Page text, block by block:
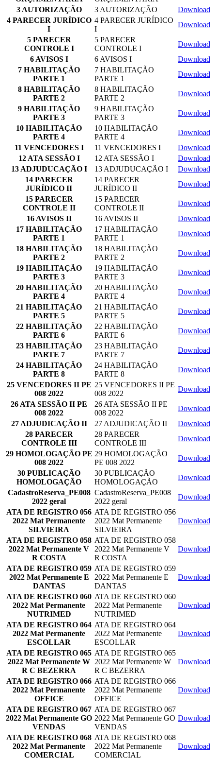
3 AUTORIZAÇÃO
3 AUTORIZAÇÃO
Download
4 PARECER JURÍDICO
I
4 PARECER JURÍDICO
I
Download
5 PARECER
CONTROLE I
5 PARECER
CONTROLE I
Download
6 AVISOS I
6 AVISOS I
Download
7 HABILITAÇÃO
PARTE 1
7 HABILITAÇÃO
PARTE 1
Download
8 HABILITAÇÃO
PARTE 2
8 HABILITAÇÃO
PARTE 2
Download
9 HABILITAÇÃO
PARTE 3
9 HABILITAÇÃO
PARTE 3
Download
10 HABILITAÇÃO
PARTE 4
10 HABILITAÇÃO
PARTE 4
Download
11 VENCEDORES I
11 VENCEDORES I
Download
12 ATA SESSÃO I
12 ATA SESSÃO I
Download
13 ADJUDUCAÇÃO I
13 ADJUDUCAÇÃO I
Download
14 PARECER
JURÍDICO II
14 PARECER
JURÍDICO II
Download
15 PARECER
CONTROLE II
15 PARECER
CONTROLE II
Download
16 AVISOS II
16 AVISOS II
Download
17 HABILITAÇÃO
PARTE 1
17 HABILITAÇÃO
PARTE 1
Download
18 HABILITAÇÃO
PARTE 2
18 HABILITAÇÃO
PARTE 2
Download
19 HABILITAÇÃO
PARTE 3
19 HABILITAÇÃO
PARTE 3
Download
20 HABILITAÇÃO
PARTE 4
20 HABILITAÇÃO
PARTE 4
Download
21 HABILITAÇÃO
PARTE 5
21 HABILITAÇÃO
PARTE 5
Download
22 HABILITAÇÃO
PARTE 6
22 HABILITAÇÃO
PARTE 6
Download
23 HABILITAÇÃO
PARTE 7
23 HABILITAÇÃO
PARTE 7
Download
24 HABILITAÇÃO
PARTE 8
24 HABILITAÇÃO
PARTE 8
Download
25 VENCEDORES II PE
008 2022
25 VENCEDORES II PE
008 2022
Download
26 ATA SESSÃO II PE
008 2022
26 ATA SESSÃO II PE
008 2022
Download
27 ADJUDICAÇÃO II
27 ADJUDICAÇÃO II
Download
28 PARECER
CONTROLE III
28 PARECER
CONTROLE III
Download
29 HOMOLOGAÇÃO PE
008 2022
29 HOMOLOGAÇÃO
PE 008 2022
Download
30 PUBLICAÇÃO
HOMOLOGAÇÃO
30 PUBLICAÇÃO
HOMOLOGAÇÃO
Download
CadastroReserva_PE008
2022 geral
CadastroReserva_PE008
2022 geral
Download
ATA DE REGISTRO 056
2022 Mat Permanente
SILVIEIRA
ATA DE REGISTRO 056
2022 Mat Permanente
SILVIEIRA
Download
ATA DE REGISTRO 058
2022 Mat Permanente V
R COSTA
ATA DE REGISTRO 058
2022 Mat Permanente V
R COSTA
Download
ATA DE REGISTRO 059
2022 Mat Permanente E
DANTAS
ATA DE REGISTRO 059
2022 Mat Permanente E
DANTAS
Download
ATA DE REGISTRO 060
2022 Mat Permanente
NUTRIMED
ATA DE REGISTRO 060
2022 Mat Permanente
NUTRIMED
Download
ATA DE REGISTRO 064
2022 Mat Permanente
ESCOLLAR
ATA DE REGISTRO 064
2022 Mat Permanente
ESCOLLAR
Download
ATA DE REGISTRO 065
2022 Mat Permanente W
R C BEZERRA
ATA DE REGISTRO 065
2022 Mat Permanente W
R C BEZERRA
Download
ATA DE REGISTRO 066
2022 Mat Permanente
OFFICE
ATA DE REGISTRO 066
2022 Mat Permanente
OFFICE
Download
ATA DE REGISTRO 067
2022 Mat Permanente GO
VENDAS
ATA DE REGISTRO 067
2022 Mat Permanente GO
VENDAS
Download
ATA DE REGISTRO 068
2022 Mat Permanente
COMERCIAL
ATA DE REGISTRO 068
2022 Mat Permanente
COMERCIAL
Download